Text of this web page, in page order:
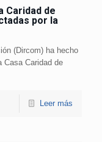
Caridad de
por la
(Dircom) ha hecho
Casa Caridad de
Leer más